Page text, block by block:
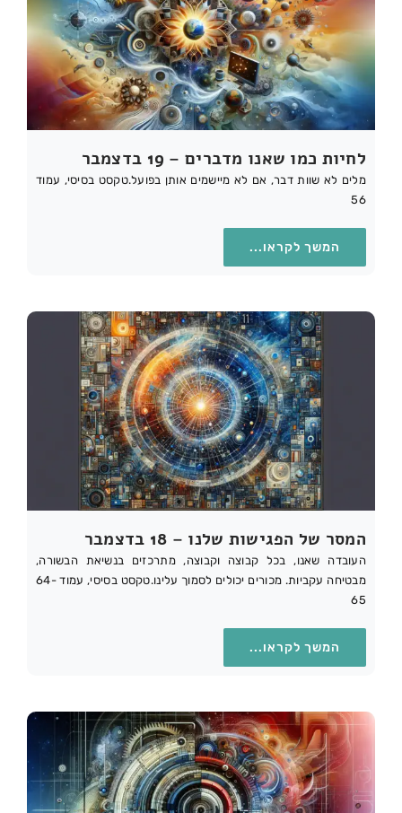
לחיות כמו שאנו מדברים – 19 בדצמבר
מלים לא שוות דבר, אם לא מיישמים אותן בפועל.טקסט בסיסי, עמוד
56
המשך לקראו...
המסר של הפגישות שלנו – 18 בדצמבר
העובדה שאנו, בכל קבוצה וקבוצה, מתרכזים בנשיאת הבשורה,
מבטיחה עקביות. מכורים יכולים לסמוך עלינו.טקסט בסיסי, עמוד 64-
65
המשך לקראו...